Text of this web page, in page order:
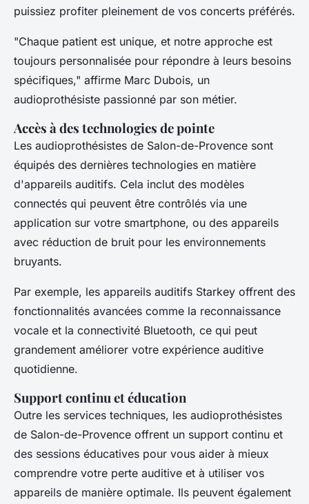
puissiez profiter pleinement de vos concerts préférés.
"Chaque patient est unique, et notre approche est
toujours personnalisée pour répondre à leurs besoins
spécifiques," affirme Marc Dubois, un
audioprothésiste passionné par son métier.
Accès à des technologies de pointe
Les audioprothésistes de Salon-de-Provence sont
équipés des dernières technologies en matière
d'appareils auditifs. Cela inclut des modèles
connectés qui peuvent être contrôlés via une
application sur votre smartphone, ou des appareils
avec réduction de bruit pour les environnements
bruyants.
Par exemple, les appareils auditifs Starkey offrent des
fonctionnalités avancées comme la reconnaissance
vocale et la connectivité Bluetooth, ce qui peut
grandement améliorer votre expérience auditive
quotidienne.
Support continu et éducation
Outre les services techniques, les audioprothésistes
de Salon-de-Provence offrent un support continu et
des sessions éducatives pour vous aider à mieux
comprendre votre perte auditive et à utiliser vos
appareils de manière optimale. Ils peuvent également